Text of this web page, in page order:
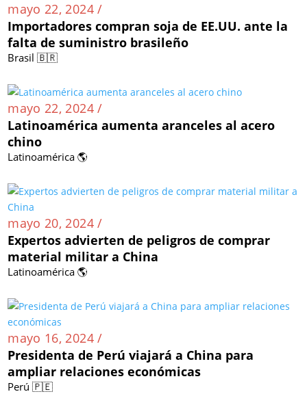
mayo 22, 2024 /
Importadores compran soja de EE.UU. ante la
falta de suministro brasileño
Brasil 🇧🇷
mayo 22, 2024 /
Latinoamérica aumenta aranceles al acero
chino
Latinoamérica 🌎
mayo 20, 2024 /
Expertos advierten de peligros de comprar
material militar a China
Latinoamérica 🌎
mayo 16, 2024 /
Presidenta de Perú viajará a China para
ampliar relaciones económicas
Perú 🇵🇪